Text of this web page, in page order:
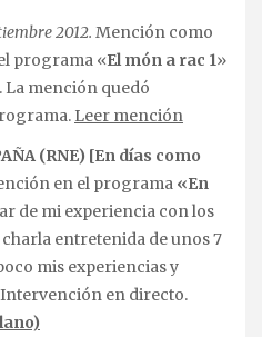
2012. Mención como
programa «El món a rac 1»
La mención quedó
Leer mención
(RNE) [En días como
en el programa «En
de mi experiencia con los
entretenida de unos 7
mis experiencias y
en directo.